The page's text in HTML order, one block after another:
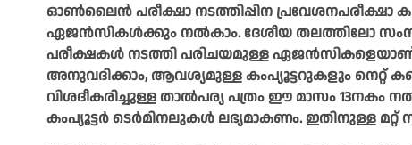
ഓൺലൈൻ പരീക്ഷാ നടത്തിപ്പിന പ്രവേശനപരീക്ഷാ
ഏജൻസികൾക്കും നൽകാം. ദേശീയ തലത്തിലോ
പരീക്ഷകൾ നടത്തി പരിചയമുള്ള ഏജൻസികളെയാണ്
അനുവദിക്കാം, ആവശ്യമുള്ള കംപ്യൂട്ടറുകളും നെറ്റ്
വിശദീകരിച്ചുള്ള താൽപര്യ പത്രം ഈ മാസം 13നകം
കംപ്യൂട്ടർ ടെർമിനലുകൾ ലഭ്യമാകണം. ഇതിനുള്ള മറ്റ്